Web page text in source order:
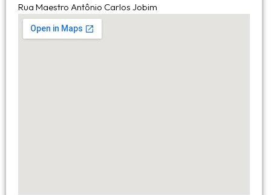
Rua Maestro Antônio Carlos Jobim